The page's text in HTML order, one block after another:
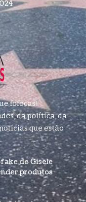
fofocas!
da política, da
que estão
de Gisele
produtos